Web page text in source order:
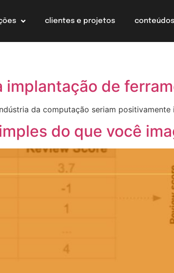
clientes e projetos conteúdos
de
da computação seriam
do que você